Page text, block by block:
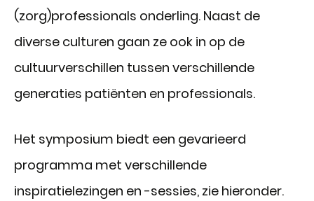
(zorg)professionals onderling. Naast de
diverse culturen gaan ze ook in op de
cultuurverschillen tussen verschillende
generaties patiënten en professionals.
Het symposium biedt een gevarieerd
programma met verschillende
inspiratielezingen en -sessies, zie hieronder.